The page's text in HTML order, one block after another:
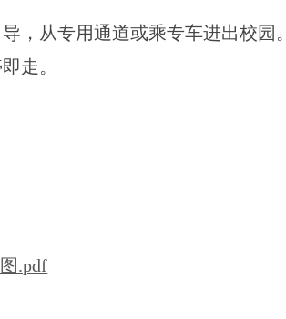
，从专用通道或乘专车进出校园。
走。
.pdf